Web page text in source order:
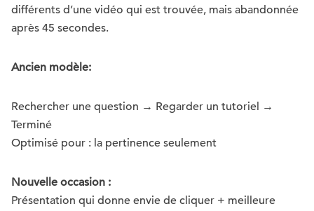
différents d’une vidéo qui est trouvée, mais abandonnée
après 45 secondes.
Ancien modèle:
Rechercher une question → Regarder un tutoriel →
Terminé
Optimisé pour : la pertinence seulement
Nouvelle occasion :
Présentation qui donne envie de cliquer + meilleure